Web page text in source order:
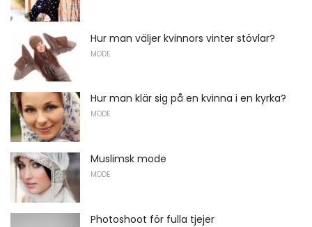
Hur man väljer kvinnors vinter stövlar?
MODE
Hur man klär sig på en kvinna i en kyrka?
MODE
Muslimsk mode
MODE
Photoshoot för fulla tjejer